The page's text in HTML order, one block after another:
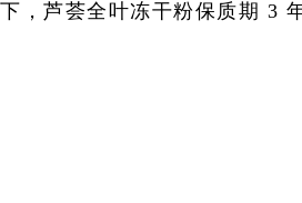
，芦荟全叶冻干粉保质期 3